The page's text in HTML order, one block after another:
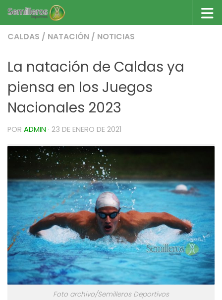
Saltar al contenido
CALDAS / NATACIÓN / NOTICIAS
La natación de Caldas ya
piensa en los Juegos
Nacionales 2023
POR ADMIN · 23 DE ENERO DE 2021
Foto archivo/Semilleros Deportivos